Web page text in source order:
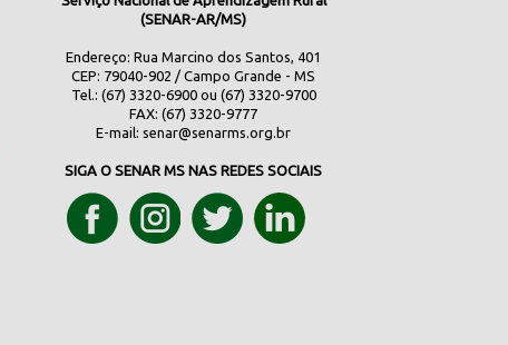
(SENAR-AR/MS)
Endereço: Rua Marcino dos Santos, 401
CEP: 79040-902 / Campo Grande - MS
Tel.: (67) 3320-6900 ou (67) 3320-9700
FAX: (67) 3320-9777
E-mail:senar@senarms.org.br
SIGA O SENAR MS NAS REDES SOCIAIS